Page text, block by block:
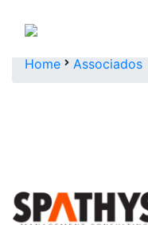
Home Associados